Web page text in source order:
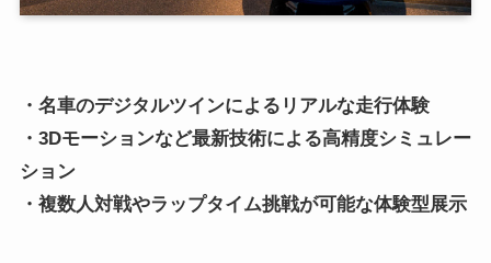
・名車のデジタルツインによるリアルな走行体験
・3Dモーションなど最新技術による高精度シミュレー
ション
・複数人対戦やラップタイム挑戦が可能な体験型展示